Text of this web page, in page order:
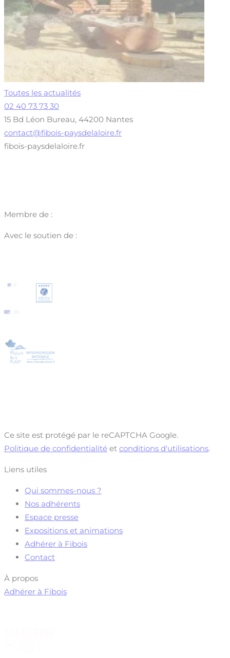
Toutes les actualités
02 40 73 73 30
15 Bd Léon Bureau, 44200 Nantes
contact@fibois-paysdelaloire.fr
fibois-paysdelaloire.fr
Membre de :
Avec le soutien de :
Ce site est protégé par le reCAPTCHA Google.
Politique de confidentialité et conditions d'utilisations.
Liens utiles
Qui sommes-nous ?
Nos adhérents
Espace presse
Expositions et animations
Adhérer à Fibois
Contact
À propos
Adhérer à Fibois